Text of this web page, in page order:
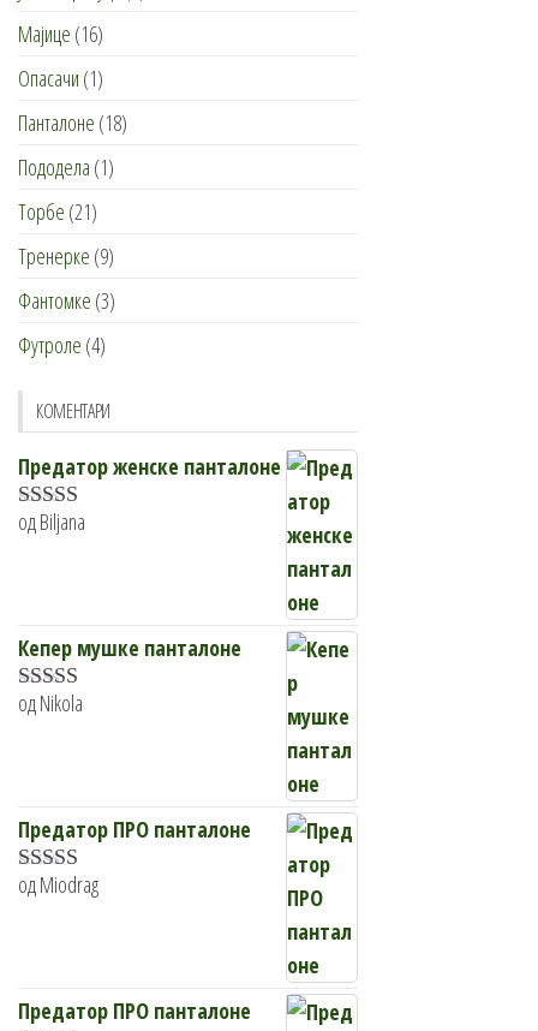
Мајице (16)
Опасачи (1)
Панталоне (18)
Пододела (1)
Торбе (21)
Тренерке (9)
Фантомке (3)
Футроле (4)
КОМЕНТАРИ
Предатор женске панталоне
Оцењено са
од Biljana
Кепер мушке панталоне
Оцењено
од Nikola
Предатор ПРО панталоне
Оцењено са
од Miodrag
Предатор ПРО панталоне